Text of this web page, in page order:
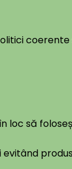
coerente
loc să
evitând